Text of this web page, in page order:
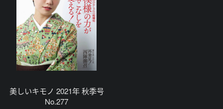
美しいキモノ 2021年 秋季号
No.277